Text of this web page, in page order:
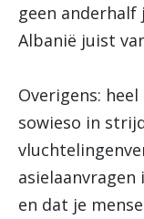
geen anderhalf
Albanië juist van
Overigens: heel
sowieso in
en dat je